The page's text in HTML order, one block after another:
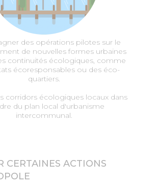
des opérations pilotes sur le
de nouvelles formes urbaines
continuités écologiques, comme
écoresponsables ou des éco-
quartiers.
corridors écologiques locaux dans
du plan local d'urbanisme
intercommunal.
CERTAINES ACTIONS